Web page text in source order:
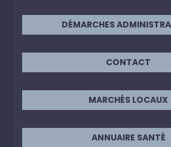
DÉMARCHES
CONTACT
MARCHÉS LOCAUX
ANNUAIRE SANTÉ